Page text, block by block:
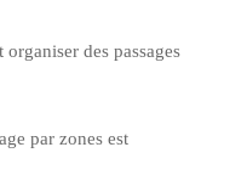
des passages
par zones est